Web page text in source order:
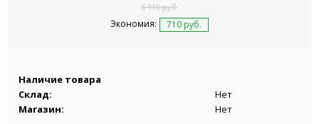
6 910 руб.
Экономия: 710 руб.
Наличие товара
Склад:
Нет
Магазин:
Нет